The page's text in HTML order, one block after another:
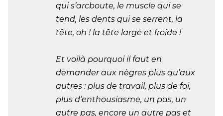
qui s’arcboute, le muscle qui se
tend, les dents qui se serrent, la
tête, oh ! la tête large et froide !
Et voilà pourquoi il faut en
demander aux nègres plus qu’aux
autres : plus de travail, plus de foi,
plus d’enthousiasme, un pas, un
autre pas, encore un autre pas et